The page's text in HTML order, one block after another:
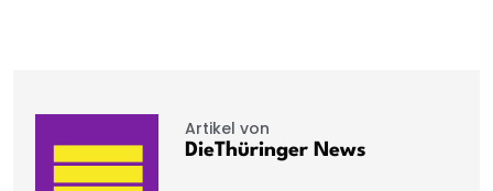
Artikel von
DieThüringer News